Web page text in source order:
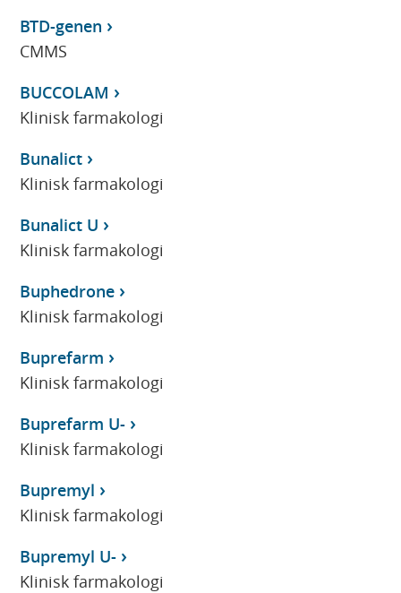
BTD-genen
CMMS
BUCCOLAM
Klinisk farmakologi
Bunalict
Klinisk farmakologi
Bunalict U
Klinisk farmakologi
Buphedrone
Klinisk farmakologi
Buprefarm
Klinisk farmakologi
Buprefarm U-
Klinisk farmakologi
Bupremyl
Klinisk farmakologi
Bupremyl U-
Klinisk farmakologi